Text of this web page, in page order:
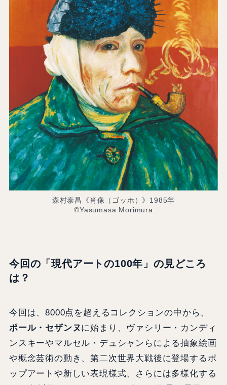
森村泰昌《肖像（ゴッホ）》1985年
©Yasumasa Morimura
今回の「現代アートの100年」の見どころ
は？
今回は、8000点を超えるコレクションの中から、
ポール・セザンヌに始まり、ヴァシリー・カンディ
ンスキーやマルセル・デュシャンらによる抽象絵画
や概念芸術の動き、第二次世界大戦後に登場するポ
ップアートや新しい表現様式、さらには多様化する